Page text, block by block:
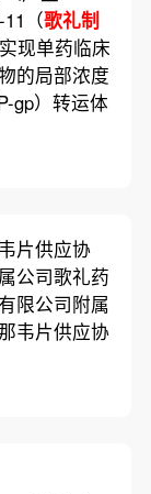
（歌礼制
现单药临床
的局部浓度
gp）转运体
片供应协
公司歌礼药
限公司附属
韦片供应协